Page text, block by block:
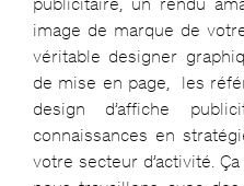
image de marque de
véritable designer
de mise en page, les
design d’affiche
connaissances en
votre secteur d’activité.